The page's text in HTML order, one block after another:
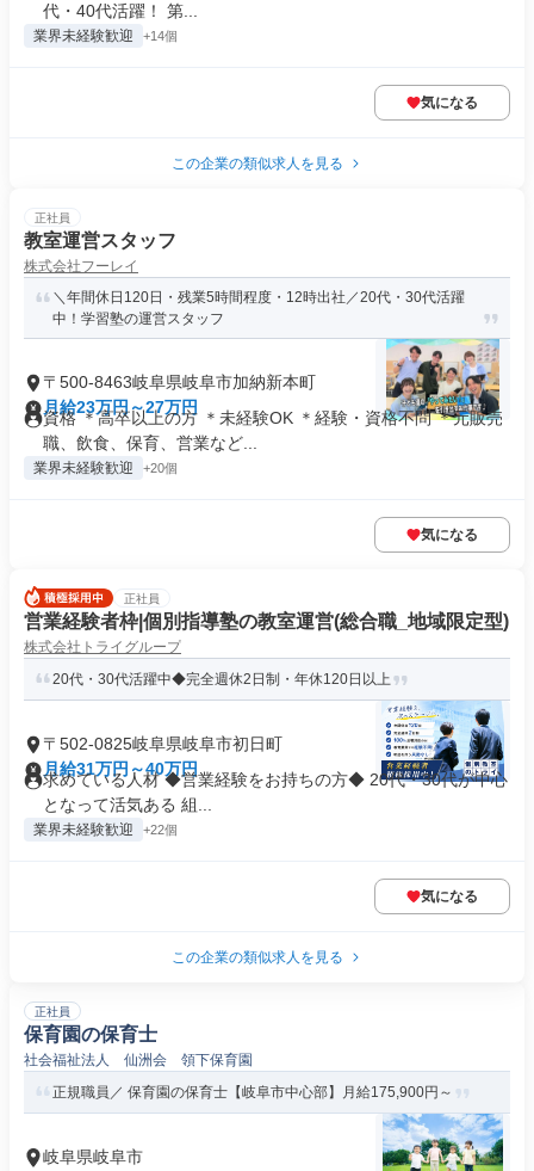
代・40代活躍！ 第...
業界未経験歓迎 +14個
気になる
この企業の類似求人を見る
正社員
教室運営スタッフ
株式会社フーレイ
＼年間休日120日・残業5時間程度・12時出社／20代・30代活躍
中！学習塾の運営スタッフ
〒500-8463岐阜県岐阜市加納新本町
月給23万円～27万円
資格 ＊高卒以上の方 ＊未経験OK ＊経験・資格不問 ＊元販売
職、飲食、保育、営業など...
業界未経験歓迎 +20個
気になる
正社員
営業経験者枠|個別指導塾の教室運営(総合職_地域限定型)
株式会社トライグループ
20代・30代活躍中◆完全週休2日制・年休120日以上
〒502-0825岐阜県岐阜市初日町
月給31万円～40万円
求めている人材 ◆営業経験をお持ちの方◆ 20代・30代が中心
となって活気ある 組...
業界未経験歓迎 +22個
気になる
この企業の類似求人を見る
正社員
保育園の保育士
社会福祉法人 仙洲会 領下保育園
正規職員／ 保育園の保育士【岐阜市中心部】月給175,900円～
岐阜県岐阜市